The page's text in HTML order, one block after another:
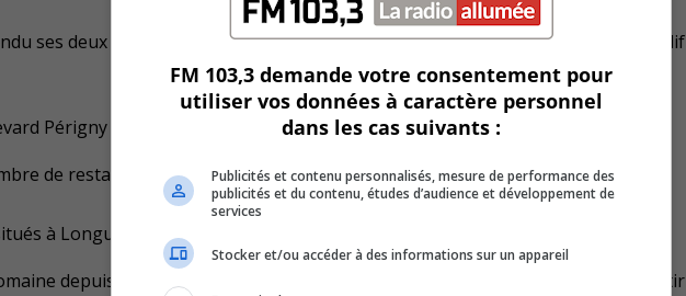
ses deux derniers restaurants aux franchisés McDonald’s Pierre-Charles Tardif
Périgny à Chambly et du boulevard Cousineau à Longueuil.
de restaurants McDo que possèdent Mme Houle et M. Tardif.
à Longueuil et à Saint-Lambert.
depuis maintenant quatre ans et selon eux, «la clé du succès est de s’investir
FM 103,3 demande votre consentement pour
utiliser vos données à caractère personnel
dans les cas suivants :
Publicités et contenu personnalisés, mesure de performance des
publicités et du contenu, études d’audience et développement de
services
Stocker et/ou accéder à des informations sur un appareil